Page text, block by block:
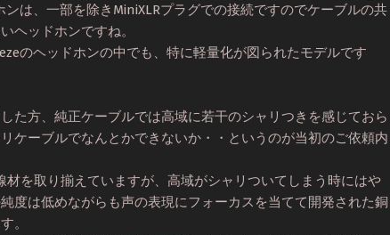
ンは、一部を除きMiniXLRプラグでの接続ですのでケーブルの共
ヘッドホンですね。
のヘッドホンの中でも、特に軽量化が図られたモデルです
た方、純正ケーブルでは高域に若干のシャリつきを感じておら
ケーブルでなんとかできないか・・というのが当初のご依頼内
材を取り揃えていますが、高域がシャリついてしまう時にはや
度は低めながらも声の表現にフォーカスを当てて開発された銅
。